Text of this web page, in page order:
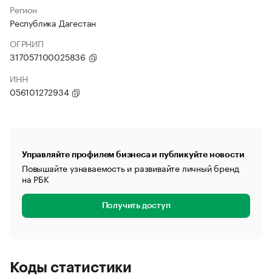
Регион
Республика Дагестан
ОГРНИП
317057100025836
ИНН
056101272934
Управляйте профилем бизнеса и публикуйте новости
Повышайте узнаваемость и развивайте личный бренд
на РБК
Получить доступ
Коды статистики